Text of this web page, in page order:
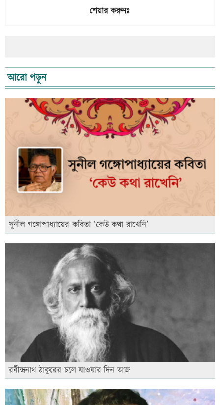
শেয়ার করুনঃ
আরো পড়ুন
সুনীল গঙ্গোপাধ্যায়ের কবিতা ‘কেউ কথা রাখেনি’
রবীন্দ্রনাথ ঠাকুরের চলে যাওয়ার দিন আজ